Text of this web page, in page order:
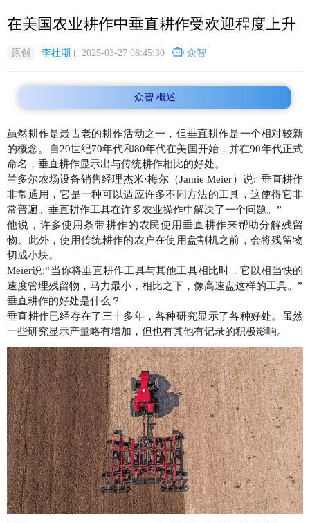
转
主
内
容
在美国农业耕作中垂直耕作受欢迎程度上升
原创 李社潮 2025-03-27 08:45:30 众智
众智 概述
虽然耕作是最古老的耕作活动之一，但垂直耕作是一个相对较新
的概念。自20世纪70年代和80年代在美国开始，并在90年代正式
命名，垂直耕作显示出与传统耕作相比的好处。
兰多尔农场设备销售经理杰米·梅尔（Jamie Meier）说:“垂直耕作
非常通用，它是一种可以适应许多不同方法的工具，这使得它非
常普遍。垂直耕作工具在许多农业操作中解决了一个问题。”
他说，许多使用条带耕作的农民使用垂直耕作来帮助分解残留
物。此外，使用传统耕作的农户在使用盘割机之前，会将残留物
切成小块。
Meier说:“当你将垂直耕作工具与其他工具相比时，它以相当快的
速度管理残留物，马力最小，相比之下，像高速盘这样的工具。”
垂直耕作的好处是什么？
垂直耕作已经存在了三十多年，各种研究显示了各种好处。虽然
一些研究显示产量略有增加，但也有其他有记录的积极影响。